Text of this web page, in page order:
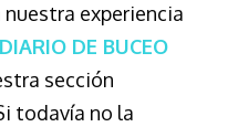
nuestra experiencia
DIARIO DE BUCEO
sección
todavía no la